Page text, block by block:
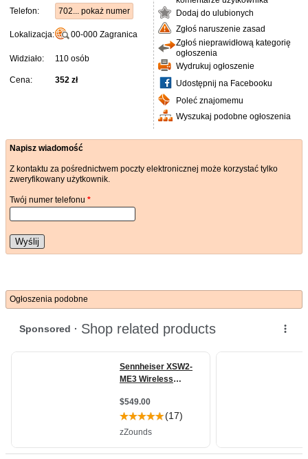
Telefon: 702... pokaż numer
Lokalizacja: 00-000 Zagranica
Widziało: 110 osób
Cena: 352 zł
Dodaj do ulubionych
Zgłoś naruszenie zasad
Zgłoś nieprawidłową kategorię
ogłoszenia
Wydrukuj ogłoszenie
Udostępnij na Facebooku
Poleć znajomemu
Wyszukaj podobne ogłoszenia
Napisz wiadomość
Z kontaktu za pośrednictwem poczty elektronicznej może korzystać tylko
zweryfikowany użytkownik.
Twój numer telefonu *
Wyślij
Ogłoszenia podobne